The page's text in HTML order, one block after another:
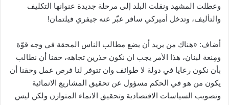
وعطلت المشهد ونقلت البلد إلى مرحلة جديدة عنوانها التكليف
والتأليف، وتدخل أميركي سافر عبّر عنه جيفري فيلتمان!
أضاف: «هناك من يريد أن يضع مطالب الناس المحقة في وجه قوّة
ومِنعة لبنان، هذا الأمر يجب ان نكون حذرين تجاهه، حقنا أن نطالب
بأن نكون رعايا في دولة لا طوائف وان تتوفر لنا فرص عمل وحقنا أن
يكون من هو في الحكم مسؤول عن تحقيق المشاريع الانمائية
وتصويب السياسات الاقتصادية وتحقيق الانماء المتوازن ولكن ليس